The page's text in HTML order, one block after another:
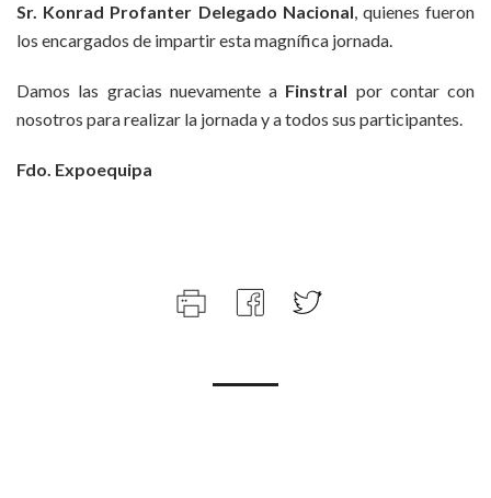
Sr. Konrad Profanter Delegado Nacional, quienes fueron
los encargados de impartir esta magnífica jornada.
Damos las gracias nuevamente a Finstral por contar con
nosotros para realizar la jornada y a todos sus participantes.
Fdo. Expoequipa